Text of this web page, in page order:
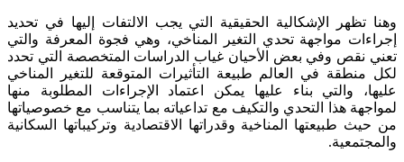
وهنا تظهر الإشكالية الحقيقية التي يجب الالتفات إليها في تحديد
إجراءات مواجهة تحدي التغير المناخي، وهي فجوة المعرفة والتي
تعني نقص وفي بعض الأحيان غياب الدراسات المتخصصة التي تحدد
لكل منطقة في العالم طبيعة التأثيرات المتوقعة للتغير المناخي
عليها، والتي بناء عليها يمكن اعتماد الإجراءات المطلوبة منها
لمواجهة هذا التحدي والتكيف مع تداعياته بما يتناسب مع خصوصياتها
من حيث طبيعتها المناخية وقدراتها الاقتصادية وتركيباتها السكانية
والمجتمعية.